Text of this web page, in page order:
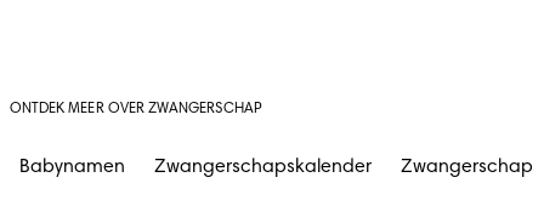
ONTDEK MEER OVER ZWANGERSCHAP
Babynamen Zwangerschapskalender